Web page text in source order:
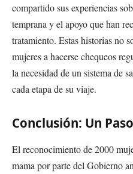
compartido sus experiencias
temprana y el apoyo que han
tratamiento. Estas historias no
mujeres a hacerse chequeos
la necesidad de un sistema de
cada etapa de su viaje.
Conclusión: Un
El reconocimiento de 2000
mama por parte del Gobierno